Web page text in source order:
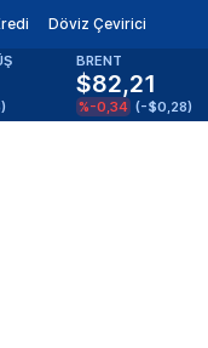
Döviz Çevirici
)
BRENT
$82,21
%-0,34 (-$0,28)